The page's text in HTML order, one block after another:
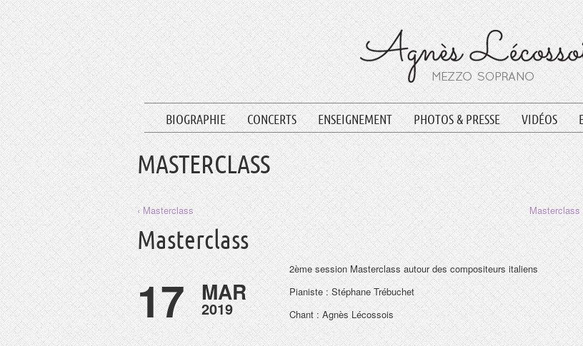
BIOGRAPHIE CONCERTS ENSEIGNEMENT PHOTOS & PRESSE VIDÉOS
MASTERCLASS
‹ Masterclass Masterclass
Masterclass
17 MAR
2019
2ème session Masterclass autour des compositeurs italiens
Pianiste : Stéphane Trébuchet
Chant : Agnès Lécossois